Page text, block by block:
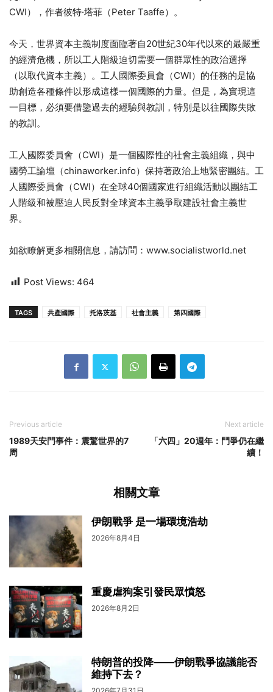
CWI），作者彼特·塔菲（Peter Taaffe）。
今天，世界資本主義制度面臨著自20世紀30年代以來的最嚴重
的經濟危機，所以工人階級迫切需要一個群眾性的政治選擇
（以取代資本主義）。工人國際委員會（CWI）的任務的是協
助創造各種條件以形成這樣一個國際的力量。但是，為實現這
一目標，必須要借鑒過去的經驗與教訓，特別是以往國際失敗
的教訓。
工人國際委員會（CWI）是一個國際性的社會主義組織，與中
國勞工論壇（chinaworker.info）保持著政治上地緊密團結。工
人國際委員會（CWI）在全球40個國家進行組織活動以團結工
人階級和被壓迫人民反對全球資本主義爭取建設社會主義世
界。
如欲瞭解更多相關信息，請訪問：www.socialistworld.net
Post Views: 464
TAGS 共產國際 托洛茨基 社會主義 第四國際
Previous article
1989天安門事件：震驚世界的7
周
Next article
「六四」20週年：鬥爭仍在繼
續！
相關文章
伊朗戰爭 是一場環境浩劫
2026年8月4日
重慶虐狗案引發民眾憤怒
2026年8月2日
特朗普的投降——伊朗戰爭協議能否
維持下去？